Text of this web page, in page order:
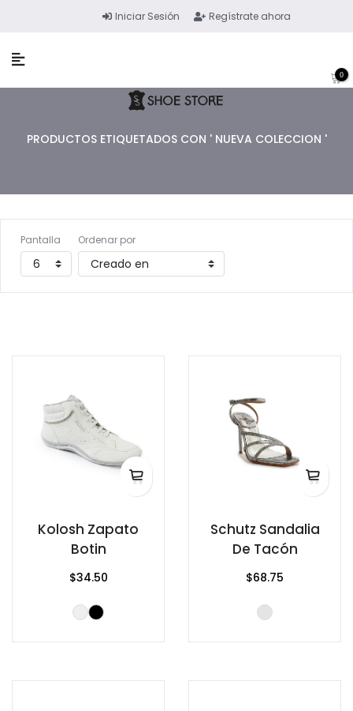
Iniciar Sesión Regístrate ahora
0
PRODUCTOS ETIQUETADOS CON ' NUEVA COLECCION '
Pantalla Ordenar por
Kolosh Zapato
Botin
$34.50
Schutz Sandalia
De Tacón
$68.75